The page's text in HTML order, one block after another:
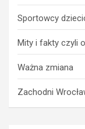
Sportowcy
Mity i fakty czyli
Ważna zmiana
Zachodni